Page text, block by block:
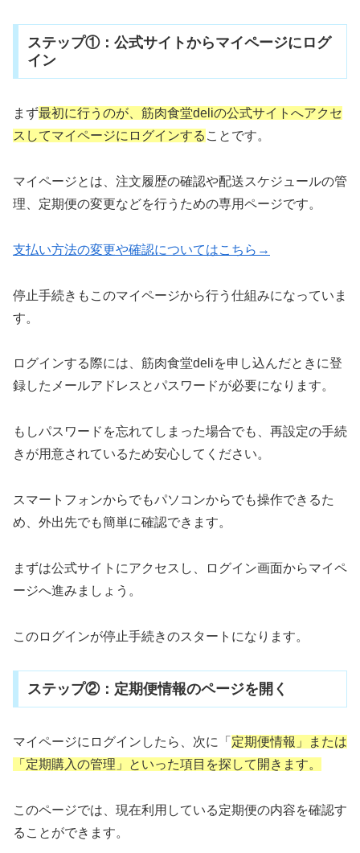
ステップ①：公式サイトからマイページにログ
イン
まず最初に行うのが、筋肉食堂deliの公式サイトへアクセ
スしてマイページにログインする ことです。
マイページとは、注文履歴の確認や配送スケジュールの管
理、定期便の変更などを行うための専用ページです。
支払い方法の変更や確認についてはこちら→
停止手続きもこのマイページから行う仕組みになっていま
す。
ログインする際には、筋肉食堂deliを申し込んだときに登
録したメールアドレスとパスワードが必要になります。
もしパスワードを忘れてしまった場合でも、再設定の手続
きが用意されているため安心してください。
スマートフォンからでもパソコンからでも操作できるた
め、外出先でも簡単に確認できます。
まずは公式サイトにアクセスし、ログイン画面からマイペ
ージへ進みましょう。
このログインが停止手続きのスタートになります。
ステップ②：定期便情報のページを開く
マイページにログインしたら、次に「 定期便情報」または
「定期購入の管理」といった項目を探して開きます。
このページでは、現在利用している定期便の内容を確認す
ることができます。